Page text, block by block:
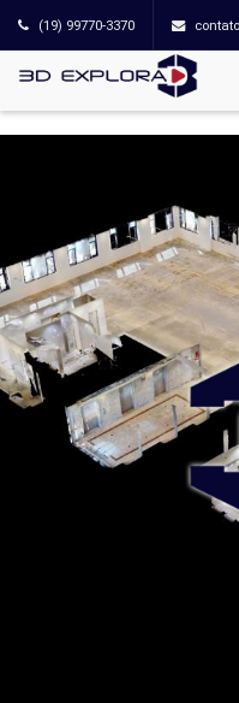
(19) 99770-3370